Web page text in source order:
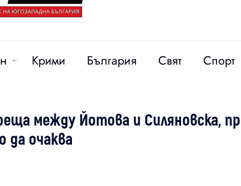
Крими България Свят Спорт
между Йотова и Силяновска,
да очаква